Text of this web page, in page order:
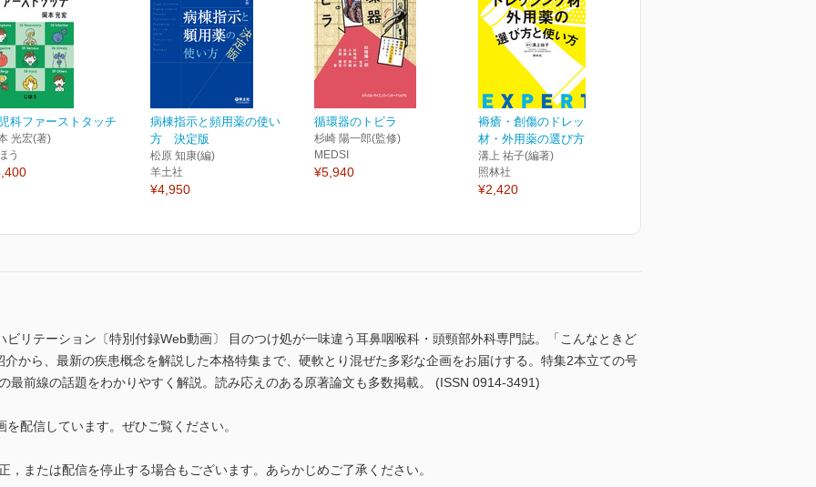
科ファーストタッチ
光宏(著)
う
病棟指示と頻用薬の使い
方 決定版
松原 知康(編)
羊土社
¥4,950
循環器のトビラ
杉崎 陽一郎(監修)
MEDSI
¥5,940
褥瘡・創傷のドレッシング
材・外用薬の選び方と使...
溝上 祐子(編著)
照林社
¥2,420
リテーション〔特別付録Web動画〕 目のつけ処が一味違う耳鼻咽喉科・頭頸部外科専門誌。「こんなときど
から、最新の疾患概念を解説した本格特集まで、硬軟とり混ぜた多彩な企画をお届けする。特集2本立ての号
最前線の話題をわかりやすく解説。読み応えのある原著論文も多数掲載。 (ISSN 0914-3491)
配信しています。ぜひご覧ください。
または配信を停止する場合もございます。あらかじめご了承ください。